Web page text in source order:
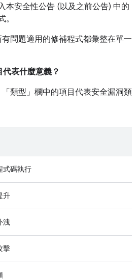
本安全性公告 (以及之前公告) 中的
問題適用的修補程式都彙整在單一
表什麼意義？
類型」 欄中的項目代表安全漏洞類
式碼執行
升
洩
擊